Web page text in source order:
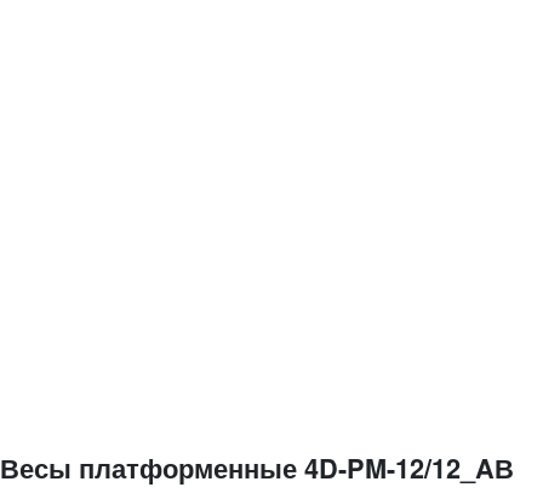
Весы платформенные 4D-PM-12/12_AВ